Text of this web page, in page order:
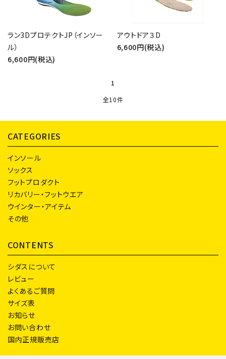
ラン3DプロテクトJP（インソー
ル）
6,600円(税込)
アウトドア３D
6,600円(税込)
1
全10件
CATEGORIES
インソール
ソックス
フットプロダクト
リカバリー・フットウエア
ウインター・アイテム
その他
CONTENTS
シダスについて
レビュー
よくあるご質問
サイズ表
お知らせ
お問い合わせ
国内正規販売店